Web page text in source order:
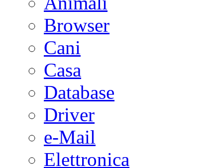
Browser
Cani
Casa
Database
Driver
e-Mail
Elettronica